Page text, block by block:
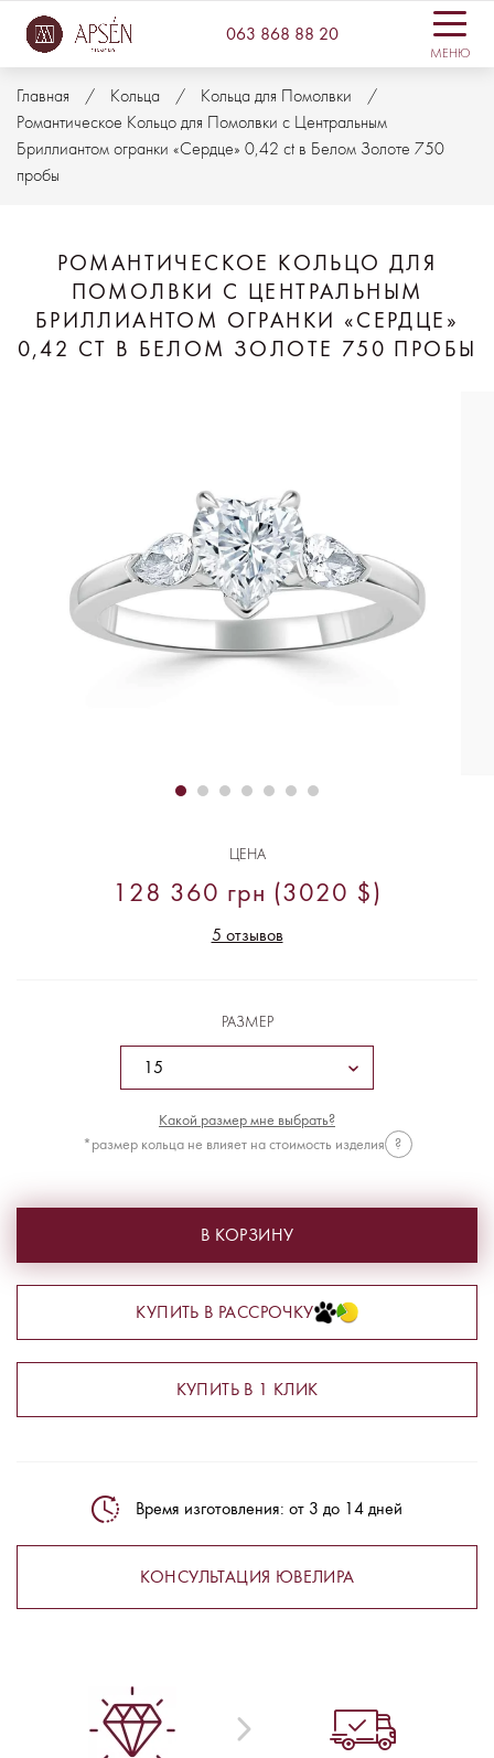
063 868 88 20
МЕНЮ
Главная Кольца
Кольца для Помолвки
Романтическое Кольцо для Помолвки с Центральным
Бриллиантом огранки «Сердце» 0,42 ct в Белом Золоте 750
пробы
РОМАНТИЧЕСКОЕ КОЛЬЦО ДЛЯ
ПОМОЛВКИ С ЦЕНТРАЛЬНЫМ
БРИЛЛИАНТОМ ОГРАНКИ «СЕРДЦЕ»
0,42 CT В БЕЛОМ ЗОЛОТЕ 750 ПРОБЫ
ЦЕНА
128 360 грн (3020 $)
5 отзывов
РАЗМЕР
Какой размер мне выбрать?
*размер кольца не влияет на стоимость изделия
?
В КОРЗИНУ
КУПИТЬ В РАССРОЧКУ
КУПИТЬ В 1 КЛИК
Время изготовления: от 3 до 14 дней
КОНСУЛЬТАЦИЯ ЮВЕЛИРА